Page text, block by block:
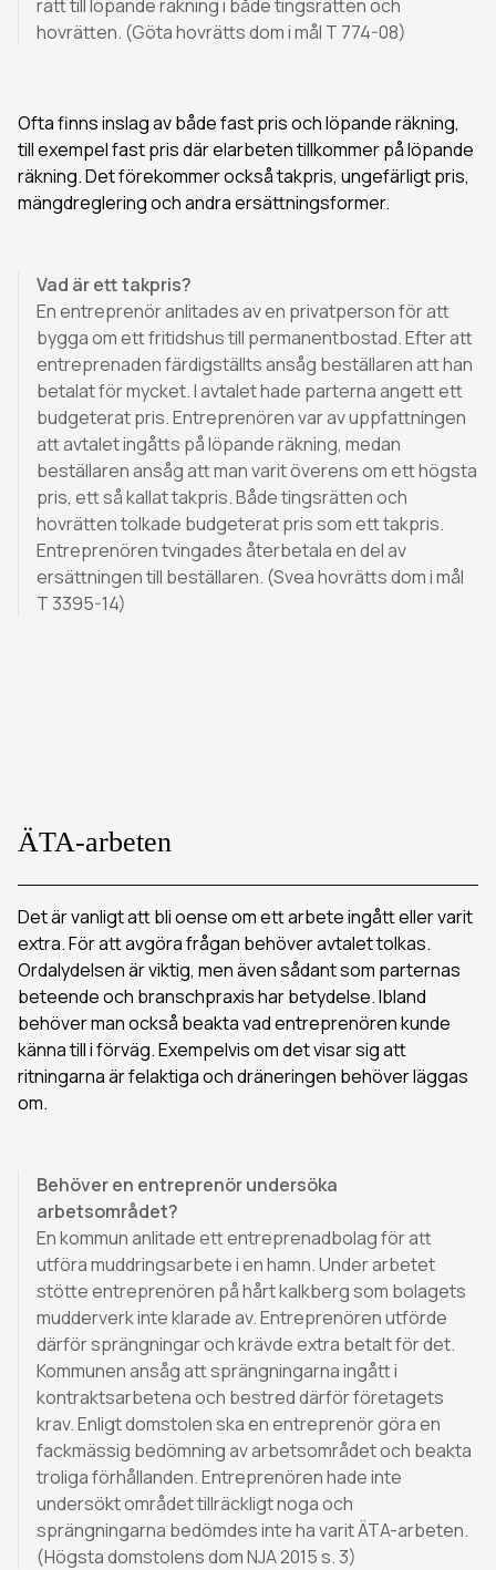
rätt till löpande räkning i både tingsrätten och
hovrätten. (Göta hovrätts dom i mål T 774-08)
Ofta finns inslag av både fast pris och löpande räkning,
till exempel fast pris där elarbeten tillkommer på löpande
räkning. Det förekommer också takpris, ungefärligt pris,
mängdreglering och andra ersättningsformer.
Vad är ett takpris?
En entreprenör anlitades av en privatperson för att
bygga om ett fritidshus till permanentbostad. Efter att
entreprenaden färdigställts ansåg beställaren att han
betalat för mycket. I avtalet hade parterna angett ett
budgeterat pris. Entreprenören var av uppfattningen
att avtalet ingåtts på löpande räkning, medan
beställaren ansåg att man varit överens om ett högsta
pris, ett så kallat takpris. Både tingsrätten och
hovrätten tolkade budgeterat pris som ett takpris.
Entreprenören tvingades återbetala en del av
ersättningen till beställaren. (Svea hovrätts dom i mål
T 3395-14)
ÄTA-arbeten
Det är vanligt att bli oense om ett arbete ingått eller varit
extra. För att avgöra frågan behöver avtalet tolkas.
Ordalydelsen är viktig, men även sådant som parternas
beteende och branschpraxis har betydelse. Ibland
behöver man också beakta vad entreprenören kunde
känna till i förväg. Exempelvis om det visar sig att
ritningarna är felaktiga och dräneringen behöver läggas
om.
Behöver en entreprenör undersöka
arbetsområdet?
En kommun anlitade ett entreprenadbolag för att
utföra muddringsarbete i en hamn. Under arbetet
stötte entreprenören på hårt kalkberg som bolagets
mudderverk inte klarade av. Entreprenören utförde
därför sprängningar och krävde extra betalt för det.
Kommunen ansåg att sprängningarna ingått i
kontraktsarbetena och bestred därför företagets
krav. Enligt domstolen ska en entreprenör göra en
fackmässig bedömning av arbetsområdet och beakta
troliga förhållanden. Entreprenören hade inte
undersökt området tillräckligt noga och
sprängningarna bedömdes inte ha varit ÄTA-arbeten.
(Högsta domstolens dom NJA 2015 s. 3)